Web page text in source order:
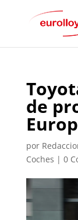
de
por
Coches | 0